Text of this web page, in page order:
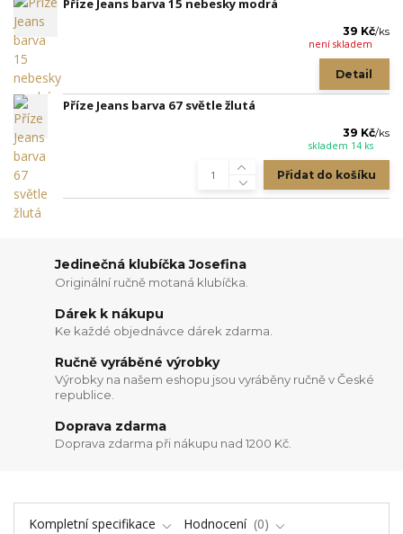
Příze Jeans barva 15 nebesky modrá
39 Kč/ks
není skladem
Detail
Příze Jeans barva 67 světle žlutá
39 Kč/ks
skladem 14 ks
Přidat do košíku
Jedinečná klubíčka Josefina
Originální ručně motaná klubíčka.
Dárek k nákupu
Ke každé objednávce dárek zdarma.
Ručně vyráběné výrobky
Výrobky na našem eshopu jsou vyráběny ručně v České
republice.
Doprava zdarma
Doprava zdarma při nákupu nad 1200 Kč.
Kompletní specifikace Hodnocení
0